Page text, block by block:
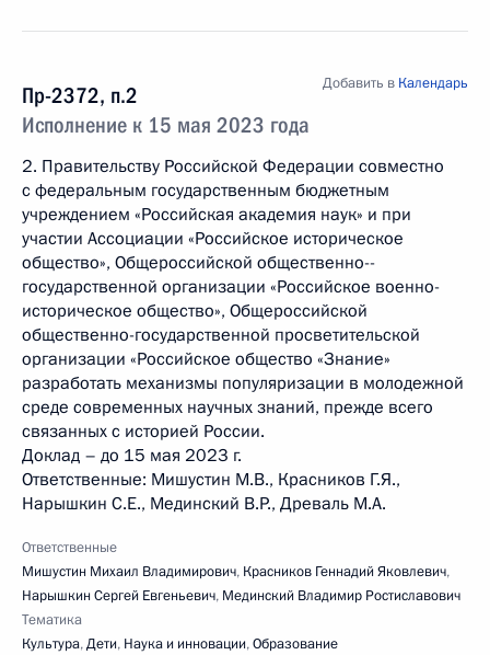
Пр-2372, п.2
Исполнение к 15 мая 2023 года
Добавить в Календарь
2. Правительству Российской Федерации совместно
с федеральным государственным бюджетным
учреждением «Российская академия наук» и при
участии Ассоциации «Российское историческое
общество», Общероссийской общественно-­
государственной организации «Российское военно-
историческое общество», Общероссийской
общественно-государственной просветительской
организации «Российское общество «Знание»
разработать механизмы популяризации в молодежной
среде современных научных знаний, прежде всего
связанных с историей России.
Доклад – до 15 мая 2023 г.
Ответственные: Мишустин М.В., Красников Г.Я.,
Нарышкин С.Е., Мединский В.Р., Древаль М.А.
Ответственные
Мишустин Михаил Владимирович, Красников Геннадий Яковлевич,
Нарышкин Сергей Евгеньевич, Мединский Владимир Ростиславович
Тематика
Культура,Дети, Наука и инновации,Образование